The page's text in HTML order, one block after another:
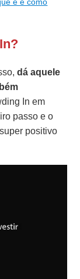
dá aquele
In em
passo e o
positivo